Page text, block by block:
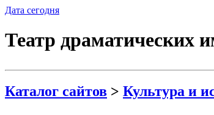
Дата сегодня
Театр драматических
Каталог сайтов > Культура и